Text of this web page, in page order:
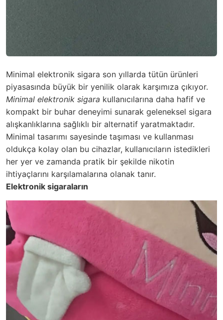
Minimal elektronik sigara son yıllarda tütün ürünleri
piyasasında büyük bir yenilik olarak karşımıza çıkıyor.
Minimal elektronik sigara kullanıcılarına daha hafif ve
kompakt bir buhar deneyimi sunarak geleneksel sigara
alışkanlıklarına sağlıklı bir alternatif yaratmaktadır.
Minimal tasarımı sayesinde taşıması ve kullanması
oldukça kolay olan bu cihazlar, kullanıcıların istedikleri
her yer ve zamanda pratik bir şekilde nikotin
ihtiyaçlarını karşılamalarına olanak tanır.
Elektronik sigaraların